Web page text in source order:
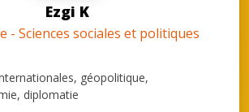
Ezgi K
- Sciences sociales et politiques
géopolitique,
diplomatie